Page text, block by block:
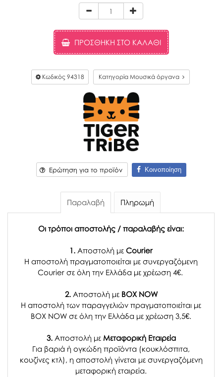
ΠΡΟΣΘΉΚΗ ΣΤΟ ΚΑΛΆΘΙ
Κωδικός 94318 Κατηγορία Μουσικά όργανα
Ερώτηση για το προϊόν Κοινοποίηση
Παραλαβή Πληρωμή
Οι τρόποι αποστολής / παραλαβής είναι:
1. Αποστολή με Courier
Η αποστολή πραγματοποιείται με συνεργαζόμενη
Courier σε όλη την Ελλάδα με χρέωση 4€.
2. Αποστολή μεBOX NOW
Η αποστολή των παραγγελιών πραγματοποιείται με
BOX NOW σε όλη την Ελλάδα με χρέωση 3,5€.
3. Αποστολή μεΜεταφορική Εταιρεία
Για βαριά ή ογκώδη προϊόντα (κουκλόσπιτα,
κουζίνες κτλ), η αποστολή γίνεται με συνεργαζόμενη
μεταφορική εταιρεία.